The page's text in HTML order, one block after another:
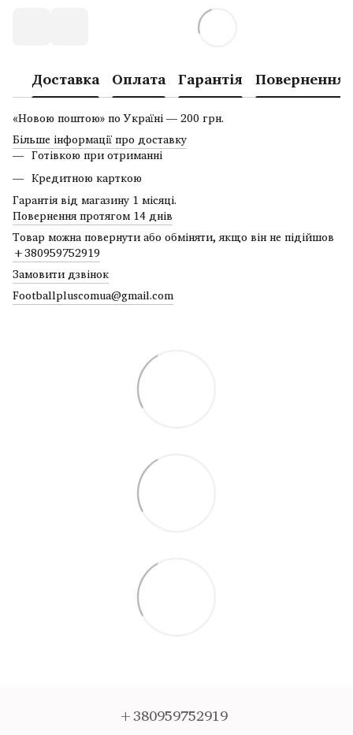
Доставка Оплата Гарантія Повернення
«Новою поштою» по Україні — 200 грн.
Більше інформації про доставку
Готівкою при отриманні
Кредитною карткою
Гарантія від магазину 1 місяці.
Повернення протягом 14 днів
Товар можна повернути або обміняти, якщо він не підійшов
+380959752919
Замовити дзвінок
Footballpluscomua@gmail.com
+380959752919